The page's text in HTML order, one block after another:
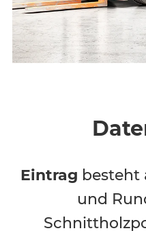
Eintrag besteht
und